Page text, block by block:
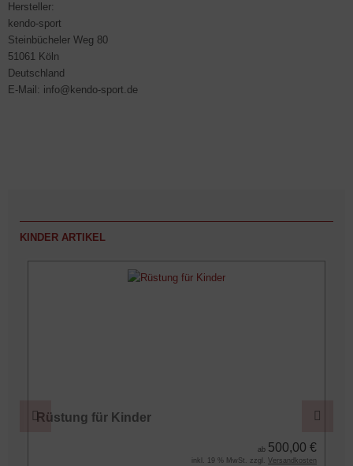
Hersteller:
kendo-sport
Steinbücheler Weg 80
51061 Köln
Deutschland
E-Mail: info@kendo-sport.de
KINDER ARTIKEL
Rüstung für Kinder
ab 500,00 €
inkl. 19 % MwSt. zzgl. Versandkosten